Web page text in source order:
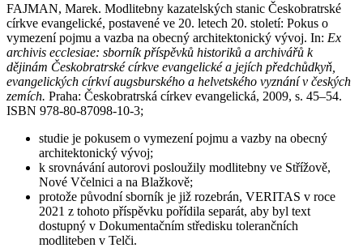
FAJMAN, Marek. Modlitebny kazatelských stanic Českobratrské
církve evangelické, postavené ve 20. letech 20. století: Pokus o
vymezení pojmu a vazba na obecný architektonický vývoj. In: Ex
archivis ecclesiae: sborník příspěvků historiků a archivářů k
dějinám Českobratrské církve evangelické a jejích předchůdkyň,
evangelických církví augsburského a helvetského vyznání v českých
zemích. Praha: Českobratrská církev evangelická, 2009, s. 45–54.
ISBN 978-80-87098-10-3;
studie je pokusem o vymezení pojmu a vazby na obecný
architektonický vývoj;
k srovnávání autorovi posloužily modlitebny ve Střížově,
Nové Včelnici a na Blažkově;
protože původní sborník je již rozebrán, VERITAS v roce
2021 z tohoto příspěvku pořídila separát, aby byl text
dostupný v Dokumentačním středisku tolerančních
modliteben v Telči.